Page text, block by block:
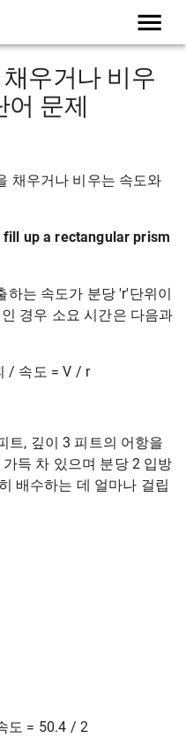
우거나 비우
어 문제
채우거나 비우는 속도와
up a rectangular prism
하는 속도가 분당 'r'단위이
경우 소요 시간은 다음과
/ 속도 = V / r
트, 깊이 3 피트의 어항을
득 차 있으며 분당 2 입방
배수하는 데 얼마나 걸립
도 = 50.4 / 2